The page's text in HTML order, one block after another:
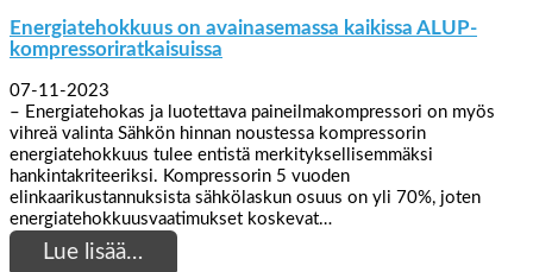
Energiatehokkuus on avainasemassa kaikissa ALUP-
kompressoriratkaisuissa
07-11-2023
– Energiatehokas ja luotettava paineilmakompressori on myös
vihreä valinta Sähkön hinnan noustessa kompressorin
energiatehokkuus tulee entistä merkityksellisemmäksi
hankintakriteeriksi. Kompressorin 5 vuoden
elinkaarikustannuksista sähkölaskun osuus on yli 70%, joten
energiatehokkuusvaatimukset koskevat…
Lue lisää…